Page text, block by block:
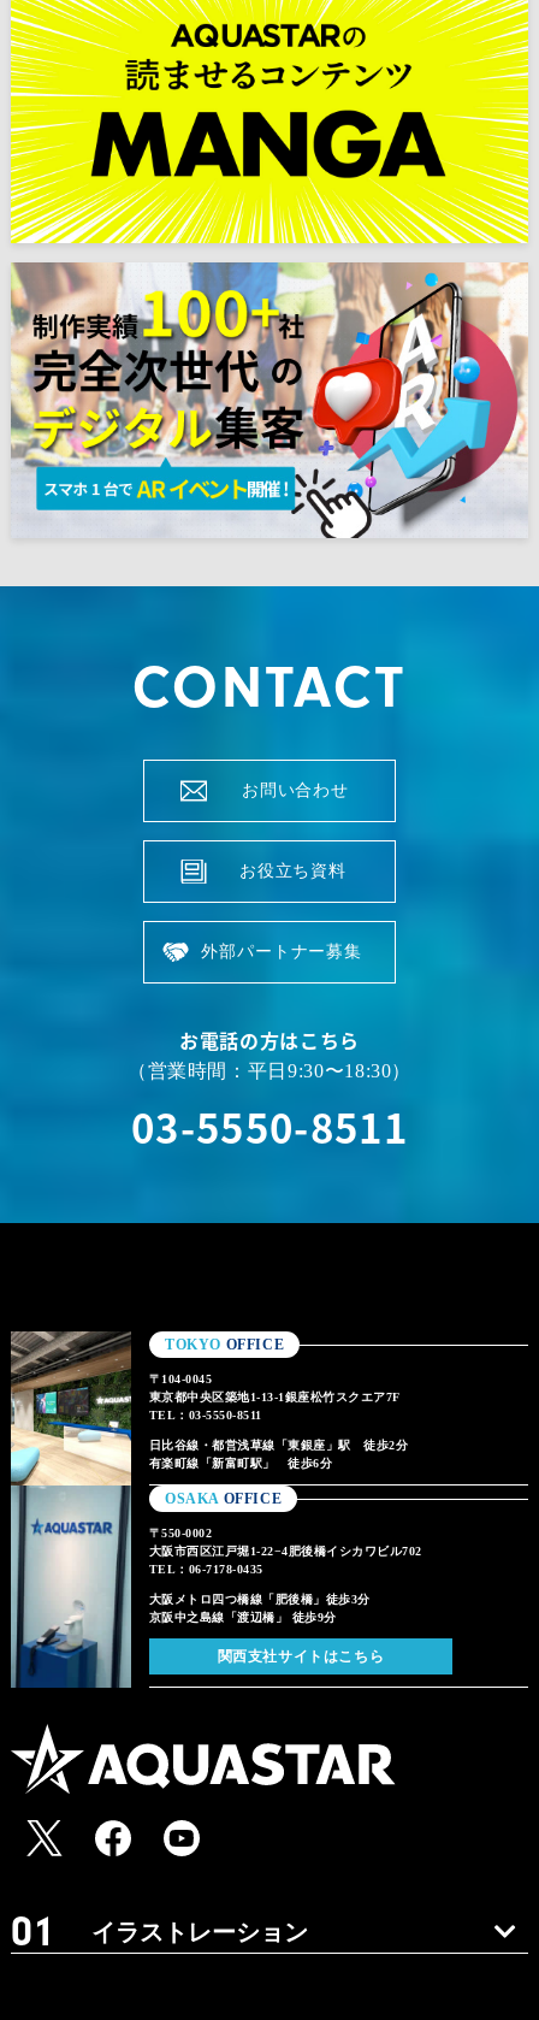
CONTACT
お問い合わせ
お役立ち資料
外部パートナー募集
お電話の方はこちら
（営業時間：平日9:30〜18:30）
03-5550-8511
TOKYO OFFICE
〒104-0045
東京都中央区築地1-13-1銀座松竹スクエア7F
TEL：03-5550-8511
日比谷線・都営浅草線「東銀座」駅 徒歩2分
有楽町線「新富町駅」 徒歩6分
OSAKA OFFICE
〒550-0002
大阪市西区江戸堀1-22−4肥後橋イシカワビル702
TEL：06-7178-0435
大阪メトロ四つ橋線「肥後橋」徒歩3分
京阪中之島線「渡辺橋」 徒歩9分
関西支社サイトはこちら
イラストレーション